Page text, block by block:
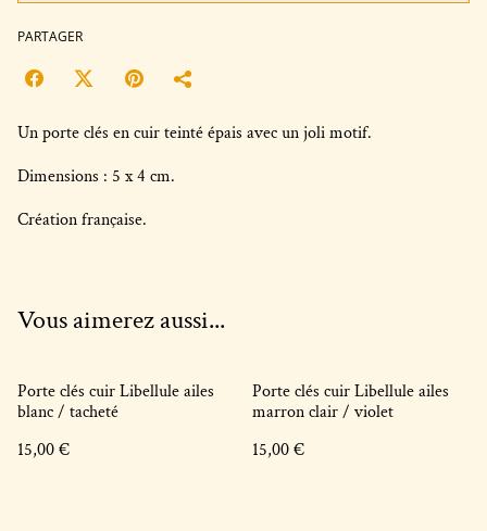
PARTAGER
Un porte clés en cuir teinté épais avec un joli motif.
Dimensions : 5 x 4 cm.
Création française.
Vous aimerez aussi...
Porte clés cuir Libellule ailes
blanc / tacheté
15,00 €
Porte clés cuir Libellule ailes
marron clair / violet
15,00 €